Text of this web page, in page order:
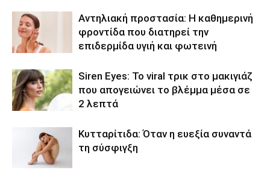
Αντηλιακή προστασία: Η καθημερινή
φροντίδα που διατηρεί την
επιδερμίδα υγιή και φωτεινή
Siren Eyes: Το viral τρικ στο μακιγιάζ
που απογειώνει το βλέμμα μέσα σε
2 λεπτά
Κυτταρίτιδα: Όταν η ευεξία συναντά
τη σύσφιγξη